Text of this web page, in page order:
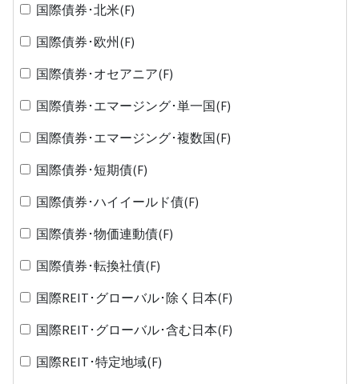
国際債券･北米(F)
国際債券･欧州(F)
国際債券･オセアニア(F)
国際債券･エマージング･単一国(F)
国際債券･エマージング･複数国(F)
国際債券･短期債(F)
国際債券･ハイイールド債(F)
国際債券･物価連動債(F)
国際債券･転換社債(F)
国際REIT･グローバル･除く日本(F)
国際REIT･グローバル･含む日本(F)
国際REIT･特定地域(F)